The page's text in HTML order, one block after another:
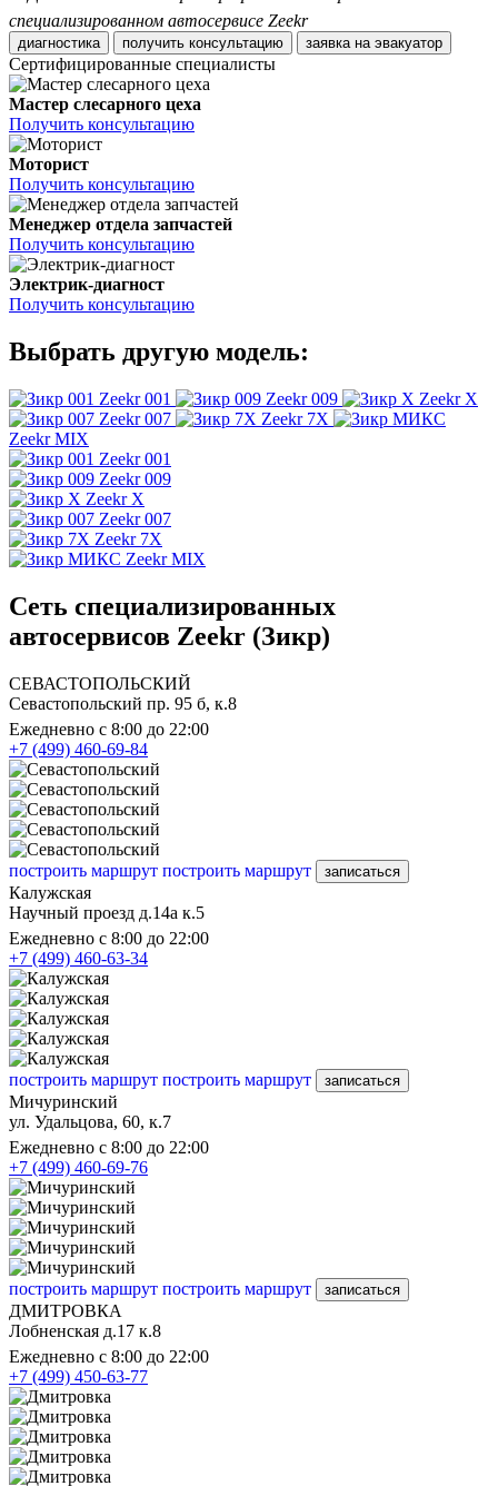
специализированном автосервисе Zeekr
диагностика получить консультацию заявка на эвакуатор
Сертифицированные специалисты
Мастер слесарного цеха
Получить консультацию
Моторист
Получить консультацию
Менеджер отдела запчастей
Получить консультацию
Электрик-диагност
Получить консультацию
Выбрать другую модель:
Zeekr 001 Zeekr 009
Zeekr X
Zeekr 007
Zeekr 7X
Zeekr MIX
Zeekr 001
Zeekr 009
Zeekr X
Zeekr 007
Zeekr 7X
Zeekr MIX
Сеть специализированных
автосервисов Zeekr (Зикр)
СЕВАСТОПОЛЬСКИЙ
Севастопольский пр. 95 б, к.8
Ежедневно с 8:00 до 22:00
+7 (499) 460-69-84
построить маршрут построить маршрут записаться
Калужская
Научный проезд д.14а к.5
Ежедневно с 8:00 до 22:00
+7 (499) 460-63-34
построить маршрут построить маршрут записаться
Мичуринский
ул. Удальцова, 60, к.7
Ежедневно с 8:00 до 22:00
+7 (499) 460-69-76
построить маршрут построить маршрут записаться
ДМИТРОВКА
Лобненская д.17 к.8
Ежедневно с 8:00 до 22:00
+7 (499) 450-63-77